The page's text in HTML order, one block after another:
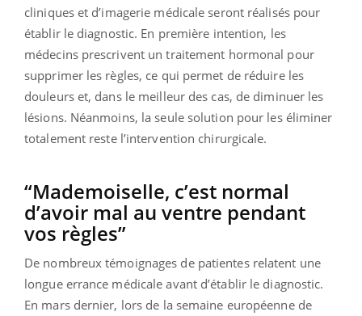
cliniques et d’imagerie médicale seront réalisés pour
établir le diagnostic. En première intention, les
médecins prescrivent un traitement hormonal pour
supprimer les règles, ce qui permet de réduire les
douleurs et, dans le meilleur des cas, de diminuer les
lésions. Néanmoins, la seule solution pour les éliminer
totalement reste l’intervention chirurgicale.
“Mademoiselle, c’est normal
d’avoir mal au ventre pendant
vos règles”
De nombreux témoignages de patientes relatent une
longue errance médicale avant d’établir le diagnostic.
En mars dernier, lors de la semaine européenne de